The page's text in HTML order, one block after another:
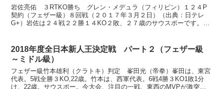
岩佐亮佑 ３RTKO勝ち グレン・メデュラ（フィリピン）１２４P
契約（フェザー級）８回戦（２０１７年３月２日）（出典：日テレ
G+）岩佐は２４戦２２勝１４KO２敗、２７歳のサウスポーです。メ
2018年度全日本新人王決定戦 パート２（フェザー級
～ミドル級）
フェザー級竹本雄利（クラトキ）判定 峯田光（帝拳）峯田は、東宮
代表。5戦全勝３KO,22歳。竹本は、西軍代表。6戦4勝３KO1敗1分
け、22歳。サウスポー。今大会、注目の一戦、東西のMVPが激突し